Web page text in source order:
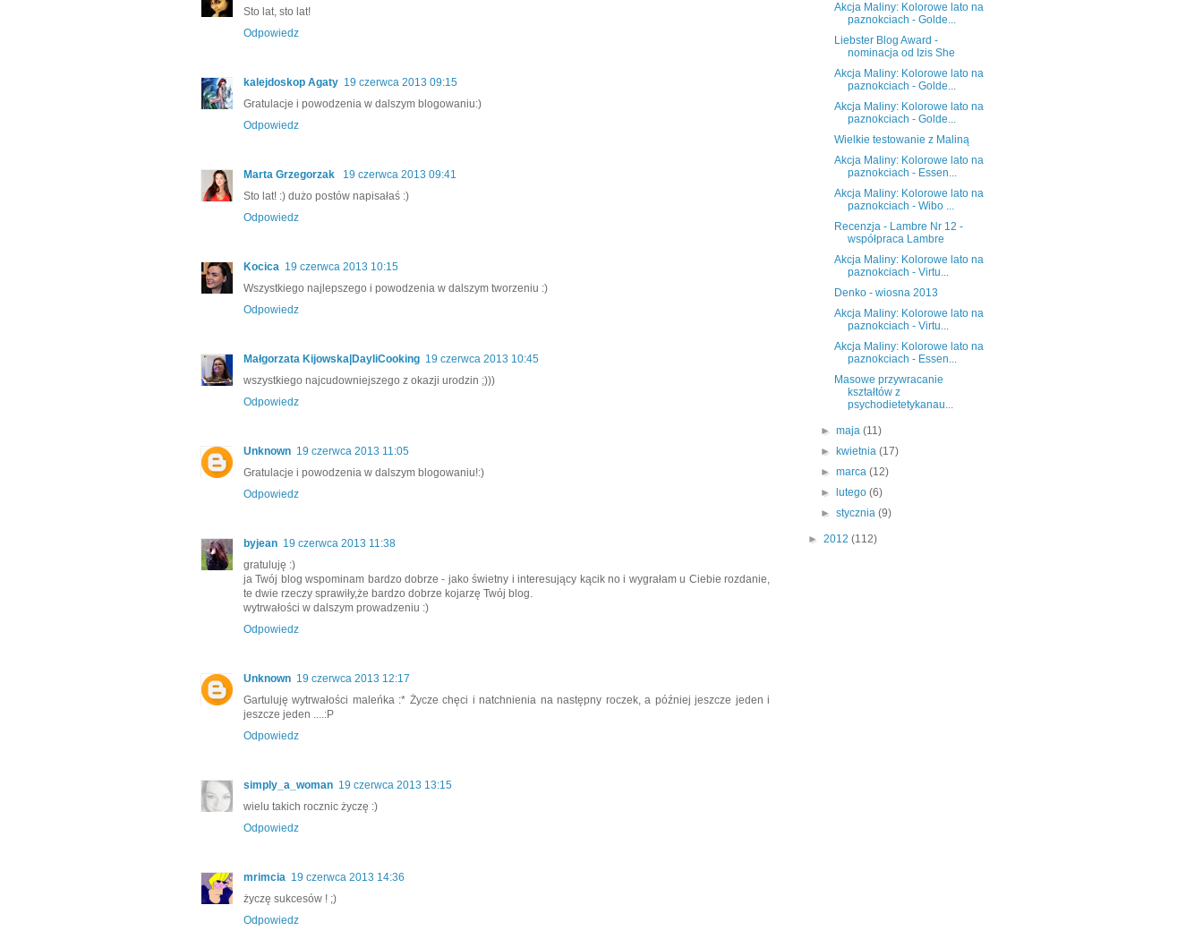
Sto lat, sto lat!
Odpowiedz
kalejdoskop Agaty 19 czerwca 2013 09:15
Gratulacje i powodzenia w dalszym blogowaniu:)
Odpowiedz
Marta Grzegorzak
19 czerwca 2013 09:41
Sto lat! :) dużo postów napisałaś :)
Odpowiedz
Kocica 19 czerwca 2013 10:15
Wszystkiego najlepszego i powodzenia w dalszym tworzeniu :)
Odpowiedz
Małgorzata Kijowska|DayliCooking 19 czerwca 2013 10:45
wszystkiego najcudowniejszego z okazji urodzin ;)))
Odpowiedz
Unknown 19 czerwca 2013 11:05
Gratulacje i powodzenia w dalszym blogowaniu!:)
Odpowiedz
byjean 19 czerwca 2013 11:38
gratuluję :)
ja Twój blog wspominam bardzo dobrze - jako świetny i interesujący kącik no i wygrałam u Ciebie rozdanie,
te dwie rzeczy sprawiły,że bardzo dobrze kojarzę Twój blog.
wytrwałości w dalszym prowadzeniu :)
Odpowiedz
Unknown 19 czerwca 2013 12:17
Gartuluję wytrwałości maleńka :* Życze chęci i natchnienia na następny roczek, a później jeszcze jeden i
jeszcze jeden ....:P
Odpowiedz
simply_a_woman 19 czerwca 2013 13:15
wielu takich rocznic życzę :)
Odpowiedz
mrimcia 19 czerwca 2013 14:36
życzę sukcesów ! ;)
Odpowiedz
Akcja Maliny: Kolorowe lato na
paznokciach - Golde...
Liebster Blog Award -
nominacja od Izis She
Akcja Maliny: Kolorowe lato na
paznokciach - Golde...
Akcja Maliny: Kolorowe lato na
paznokciach - Golde...
Wielkie testowanie z Maliną
Akcja Maliny: Kolorowe lato na
paznokciach - Essen...
Akcja Maliny: Kolorowe lato na
paznokciach - Wibo ...
Recenzja - Lambre Nr 12 -
współpraca Lambre
Akcja Maliny: Kolorowe lato na
paznokciach - Virtu...
Denko - wiosna 2013
Akcja Maliny: Kolorowe lato na
paznokciach - Virtu...
Akcja Maliny: Kolorowe lato na
paznokciach - Essen...
Masowe przywracanie
kształtów z
psychodietetykanau...
►maja(11)
►
kwietnia(17)
►marca(12)
►
lutego(6)
►stycznia(9)
► 2012 (112)